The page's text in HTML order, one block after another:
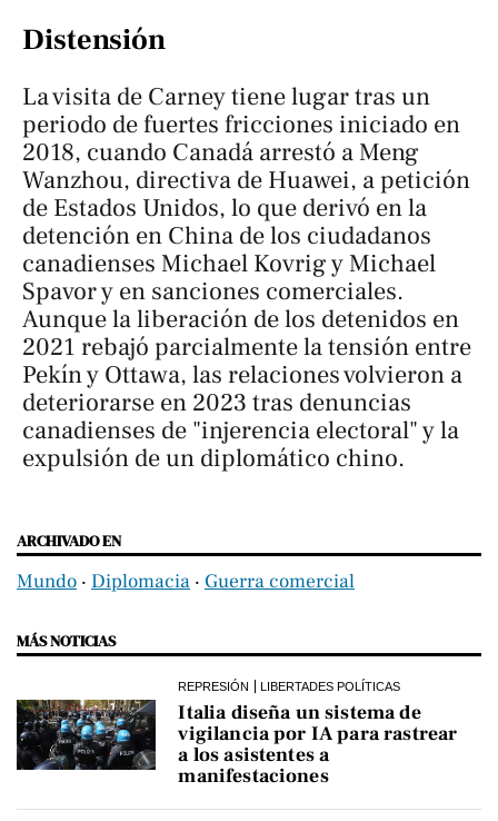
Distensión
La visita de Carney tiene lugar tras un
periodo de fuertes fricciones iniciado en
2018, cuando Canadá arrestó a Meng
Wanzhou, directiva de Huawei, a petición
de Estados Unidos, lo que derivó en la
detención en China de los ciudadanos
canadienses Michael Kovrig y Michael
Spavor y en sanciones comerciales.
Aunque la liberación de los detenidos en
2021 rebajó parcialmente la tensión entre
Pekín y Ottawa, las relaciones volvieron a
deteriorarse en 2023 tras denuncias
canadienses de "injerencia electoral" y la
expulsión de un diplomático chino.
ARCHIVADO EN
Mundo ‧ Diplomacia ‧ Guerra comercial
MÁS NOTICIAS
REPRESIÓN LIBERTADES POLÍTICAS
Italia diseña un sistema de
vigilancia por IA para rastrear
a los asistentes a
manifestaciones